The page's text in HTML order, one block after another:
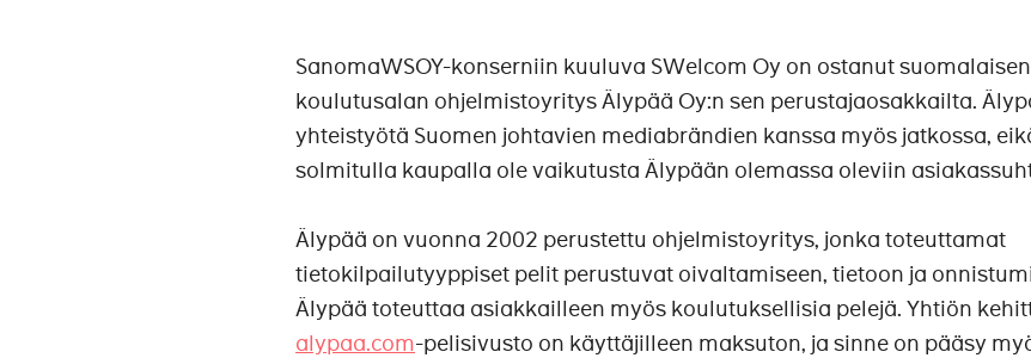
SanomaWSOY-konserniin kuuluva SWelcom Oy on ostanut
koulutusalan ohjelmistoyritys Älypää Oy:n sen perustajaosakkailta.
yhteistyötä Suomen johtavien mediabrändien kanssa myös jatkossa,
solmitulla kaupalla ole vaikutusta Älypään olemassa oleviin
Älypää on vuonna 2002 perustettu ohjelmistoyritys, jonka toteuttamat
tietokilpailutyyppiset pelit perustuvat oivaltamiseen, tietoon ja
Älypää toteuttaa asiakkailleen myös koulutuksellisia pelejä. Yhtiön
alypaa.com-pelisivusto on käyttäjilleen maksuton, ja sinne on pääsy